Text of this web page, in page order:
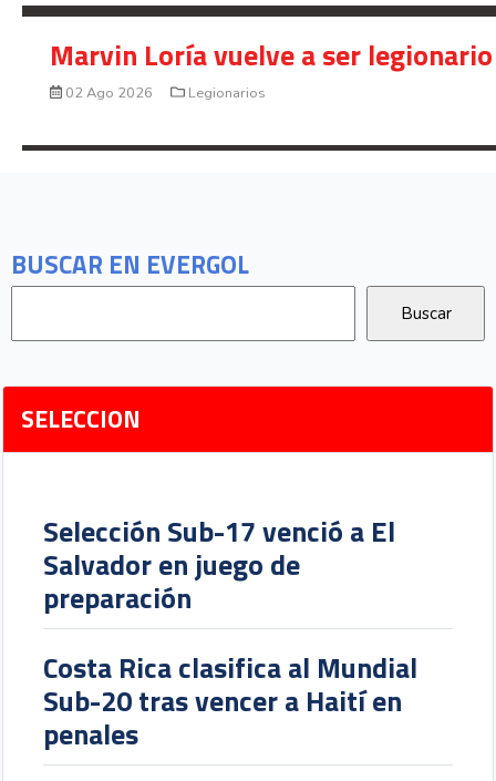
BUSCAR EN EVERGOL
SELECCION
Selección Sub-17 venció a El
Salvador en juego de
preparación
Costa Rica clasifica al Mundial
Sub-20 tras vencer a Haití en
penales
Marvin Loría vuelve a ser
02 Ago 2026 Legionarios